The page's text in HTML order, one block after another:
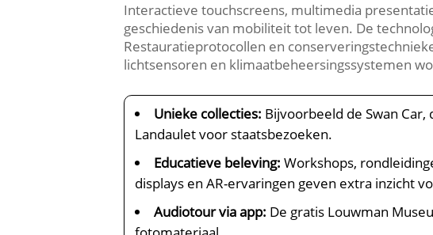
Interactieve touchscreens, multimedia
geschiedenis van mobiliteit tot leven.​ De
Restauratieprotocollen en
lichtsensoren en klimaatbeheersingssystemen
Unieke collecties: Bijvoorbeeld de Swan
Landaulet voor staatsbezoeken.​
Educatieve beleving: Workshops,
displays en AR-ervaringen geven extra inzicht
Audiotour via app: De gratis Louwman